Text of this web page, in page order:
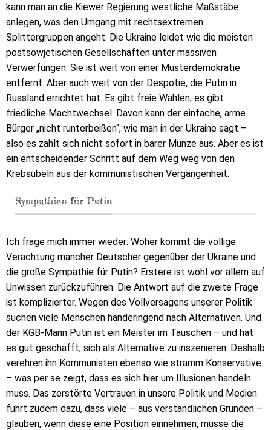
kann man an die Kiewer Regierung westliche Maßstäbe
anlegen, was den Umgang mit rechtsextremen
Splittergruppen angeht. Die Ukraine leidet wie die meisten
postsowjetischen Gesellschaften unter massiven
Verwerfungen. Sie ist weit von einer Musterdemokratie
entfernt. Aber auch weit von der Despotie, die Putin in
Russland errichtet hat. Es gibt freie Wahlen, es gibt
friedliche Machtwechsel. Davon kann der einfache, arme
Bürger „nicht runterbeißen“, wie man in der Ukraine sagt –
also es zahlt sich nicht sofort in barer Münze aus. Aber es ist
ein entscheidender Schritt auf dem Weg weg von den
Krebsübeln aus der kommunistischen Vergangenheit.
Sympathien für Putin
Ich frage mich immer wieder: Woher kommt die völlige
Verachtung mancher Deutscher gegenüber der Ukraine und
die große Sympathie für Putin? Erstere ist wohl vor allem auf
Unwissen zurückzuführen. Die Antwort auf die zweite Frage
ist komplizierter. Wegen des Vollversagens unserer Politik
suchen viele Menschen händeringend nach Alternativen. Und
der KGB-Mann Putin ist ein Meister im Täuschen – und hat
es gut geschafft, sich als Alternative zu inszenieren. Deshalb
verehren ihn Kommunisten ebenso wie stramm Konservative
– was per se zeigt, dass es sich hier um Illusionen handeln
muss. Das zerstörte Vertrauen in unsere Politik und Medien
führt zudem dazu, dass viele – aus verständlichen Gründen –
glauben, wenn diese eine Position einnehmen, müsse die